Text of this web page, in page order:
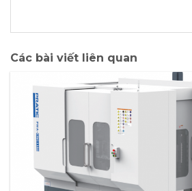
Các bài viết liên quan